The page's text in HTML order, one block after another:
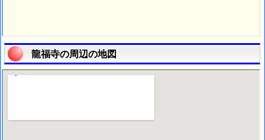
龍福寺の周辺の地図